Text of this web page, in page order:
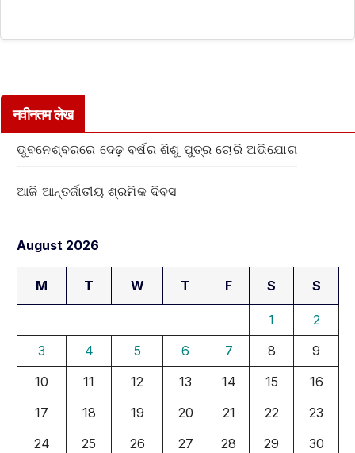
नवीनतम लेख
ଭୁବନେଶ୍ବରରେ ଦେଢ଼ ବର୍ଷର ଶିଶୁ ପୁତ୍ର ଚୋରି ଅଭିଯୋଗ
ଆଜି ଆନ୍ତର୍ଜାତୀୟ ଶ୍ରମିକ ଦିବସ
August 2026
M T W T F S S
1
2
3
4 5 6 7 8
9
10
11 12 13 14 15
16
17
18 19 20 21 22
23
24
25 26 27 28 29
30